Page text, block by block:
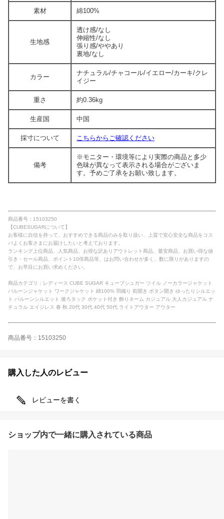
素材 綿100%
生地感
透け感/なし
伸縮性/なし
張り感/ややあり
裏地/なし
カラー
ナチュラル/チャコール/イエロー/カーキ/クレ
イジー
重さ 約0.36kg
生産国 中国
採寸について こちらからご確認ください
備考
※モニター・環境等により実際の商品と多少
色味が異なって表示される場合がございま
す。予めご了承をお願い致します。
商品番号：15103250
【CUBESUGARについて】
お客様に自信を持って、おすすめできる商品のみを取り扱い、上質で安心安全な商品をコス
パよくお客さまにお届けしたいと考えております。
ランキング上位商品、人気商品、お得な訳ありアウトレット商品、最安商品、お買い得な値
引き・セール商品、ポイント10倍商品等、はお問い合わせが多く、数に限りがありますの
で、お早目にお買い求めください。
商品カテゴリ：レディース CUBE SUGAR キューブシュガー ツイル ノーカラージャケット
バルーンジャケット ワークジャケット 綿100% 羽織り 前開き ボタン開き ゆったりシルエッ
ト バルーンシルエット 後ろタック ポケット付き 飾りネーム カジュアル 大人カジュアル ナ
チュラル エイジレス 春 秋 20代 30代 40代 50代 ライトアウター アウター
商品番号：15103250
購入した人のレビュー
レビューを書く
ショップ内で一緒に購入されている商品